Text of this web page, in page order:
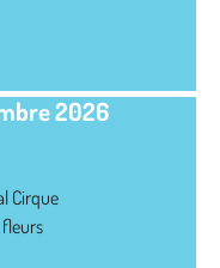
2026
Cirque
fleurs